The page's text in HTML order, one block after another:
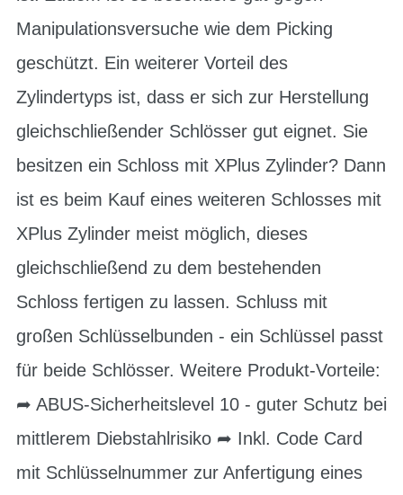
Manipulationsversuche wie dem Picking
geschützt. Ein weiterer Vorteil des
Zylindertyps ist, dass er sich zur Herstellung
gleichschließender Schlösser gut eignet. Sie
besitzen ein Schloss mit XPlus Zylinder? Dann
ist es beim Kauf eines weiteren Schlosses mit
XPlus Zylinder meist möglich, dieses
gleichschließend zu dem bestehenden
Schloss fertigen zu lassen. Schluss mit
großen Schlüsselbunden - ein Schlüssel passt
für beide Schlösser. Weitere Produkt-Vorteile:
➦ ABUS-Sicherheitslevel 10 - guter Schutz bei
mittlerem Diebstahlrisiko ➦ Inkl. Code Card
mit Schlüsselnummer ​zur Anfertigung eines